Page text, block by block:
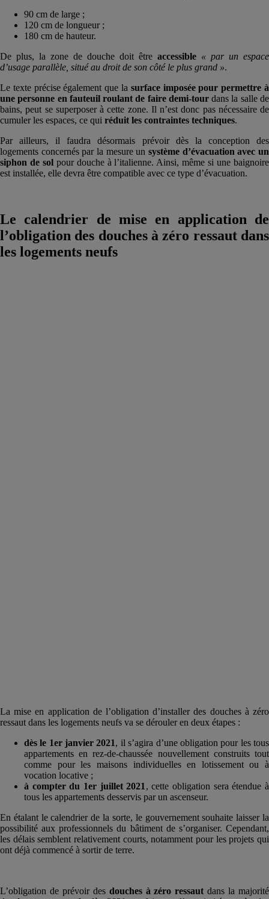
90 cm de large ;
120 cm de longueur ;
180 cm de hauteur.
De plus, la zone de douche doit être accessible « par un espace
d’usage parallèle, situé au droit de son côté le plus grand ».
Le texte précise également que la surface imposée pour permettre à
une personne en fauteuil roulant de faire demi-tourdans la salle de
bains, peut se superposer à cette zone. Il n’est donc pas nécessaire de
cumuler les espaces, ce qui réduit les contraintes techniques.
Par ailleurs, il faudra désormais prévoir dès la conception des
logements concernés par la mesure un système d’évacuation avec un
siphon de solpour douche à l’italienne. Ainsi, même si une baignoire
est installée, elle devra être compatible avec ce type d’évacuation.
Le calendrier de mise en application de
l’obligation des douches à zéro ressaut dans
les logements neufs
La mise en application de l’obligation d’installer des douches à zéro
ressaut dans les logements neufs va se dérouler en deux étapes :
dès le 1er janvier 2021, il s’agira d’une obligation pour les tous
appartements en rez-de-chaussée nouvellement construits tout
comme pour les maisons individuelles en lotissement ou à
vocation locative ;
à compter du 1er juillet 2021 , cette obligation sera étendue à
tous les appartements desservis par un ascenseur.
En étalant le calendrier de la sorte, le gouvernement souhaite laisser la
possibilité aux professionnels du bâtiment de s’organiser. Cependant,
les délais semblent relativement courts, notamment pour les projets qui
ont déjà commencé à sortir de terre.
L’obligation de prévoir des douches à zéro ressaut dans la majorité